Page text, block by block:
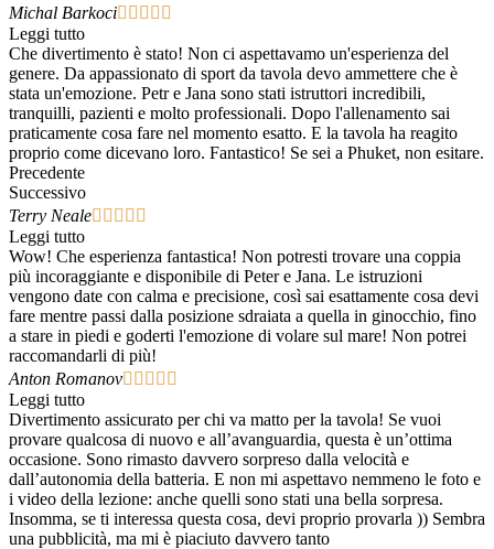
Michal Barkoci    
Leggi tutto
Che divertimento è stato! Non ci aspettavamo un'esperienza del
genere. Da appassionato di sport da tavola devo ammettere che è
stata un'emozione. Petr e Jana sono stati istruttori incredibili,
tranquilli, pazienti e molto professionali. Dopo l'allenamento sai
praticamente cosa fare nel momento esatto. E la tavola ha reagito
proprio come dicevano loro. Fantastico! Se sei a Phuket, non esitare.
Precedente
Successivo
Terry Neale    
Leggi tutto
Wow! Che esperienza fantastica! Non potresti trovare una coppia
più incoraggiante e disponibile di Peter e Jana. Le istruzioni
vengono date con calma e precisione, così sai esattamente cosa devi
fare mentre passi dalla posizione sdraiata a quella in ginocchio, fino
a stare in piedi e goderti l'emozione di volare sul mare! Non potrei
raccomandarli di più!
Anton Romanov    
Leggi tutto
Divertimento assicurato per chi va matto per la tavola! Se vuoi
provare qualcosa di nuovo e all’avanguardia, questa è un’ottima
occasione. Sono rimasto davvero sorpreso dalla velocità e
dall’autonomia della batteria. E non mi aspettavo nemmeno le foto e
i video della lezione: anche quelli sono stati una bella sorpresa.
Insomma, se ti interessa questa cosa, devi proprio provarla )) Sembra
una pubblicità, ma mi è piaciuto davvero tanto